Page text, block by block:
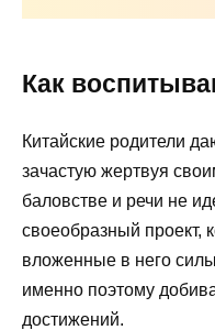
Как
Китайские родители
зачастую жертвуя
баловстве и речи не
своеобразный проект,
вложенные в него
именно поэтому
достижений.